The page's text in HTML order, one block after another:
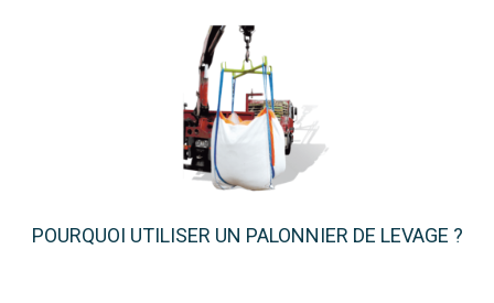
POURQUOI UTILISER UN PALONNIER DE LEVAGE ?